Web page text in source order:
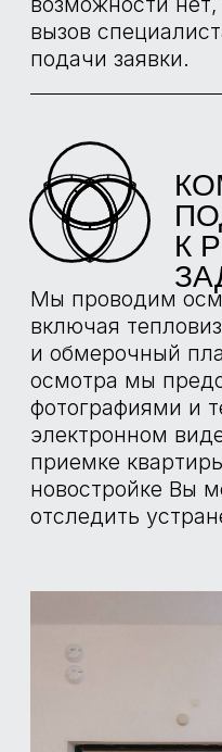
TESTO
механизации. Проверка
УЗО. Проверка
TESTO
Используется для
работоспособности
и параметров тяги
Определение участков
монтажных швов оконных и
ограждающих
инфильтрации воздуха.